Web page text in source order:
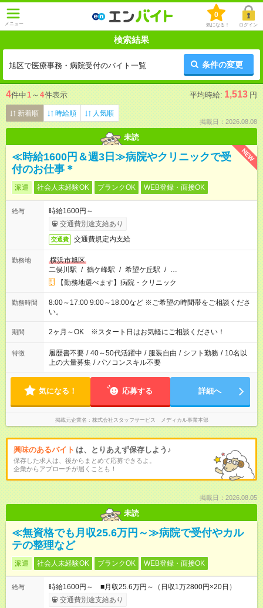
メニュー
0
気になる！ ログイン
検索結果
旭区で医療事務・病院受付のバイト一覧 条件の変更
4件中1 ～ 4件表示 平均時給: 1,513 円
新着順 時給順 人気順
掲載日：2026.08.08
未読
NEW
≪時給1600円＆週3日≫病院やクリニックで受
付のお仕事＊
派遣 社会人未経験OK ブランクOK WEB登録・面接OK
給与
時給1600円～
交通費別途支給あり
交通費 交通費規定内支給
勤務地
横浜市旭区
二俣川駅 / 鶴ケ峰駅 / 希望ケ丘駅 / …
【勤務地選べます】病院・クリニック
勤務時間
8:00～17:00 9:00～18:00など ※ご希望の時間帯をご相談くださ
い。
期間 2ヶ月～OK ※スタート日はお気軽にご相談ください！
特徴 履歴書不要 / 40～50代活躍中 / 服装自由 / シフト勤務 / 10名以
上の大量募集 / パソコンスキル不要
気になる！ 応募する 詳細へ
掲載元企業名 株式会社スタッフサービス メディカル事業本部
興味のあるバイト は、とりあえず保存しよう♪
保存した求人は、後からまとめて応募できるよ。
企業からアプローチが届くことも！
掲載日：2026.08.05
未読
≪無資格でも月収25.6万円～≫病院で受付やカル
テの整理など
派遣 社会人未経験OK ブランクOK WEB登録・面接OK
給与
時給1600円～ ■月収25.6万円～（日収1万2800円×20日）
交通費別途支給あり